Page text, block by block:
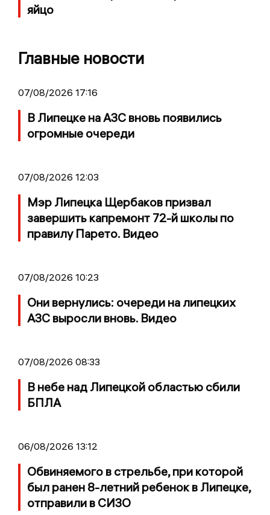
яйцо
Главные новости
07/08/2026 17:16
В Липецке на АЗС вновь появились
огромные очереди
07/08/2026 12:03
Мэр Липецка Щербаков призвал
завершить капремонт 72-й школы по
правилу Парето. Видео
07/08/2026 10:23
Они вернулись: очереди на липецких
АЗС выросли вновь. Видео
07/08/2026 08:33
В небе над Липецкой областью сбили
БПЛА
06/08/2026 13:12
Обвиняемого в стрельбе, при которой
был ранен 8-летний ребенок в Липецке,
отправили в СИЗО